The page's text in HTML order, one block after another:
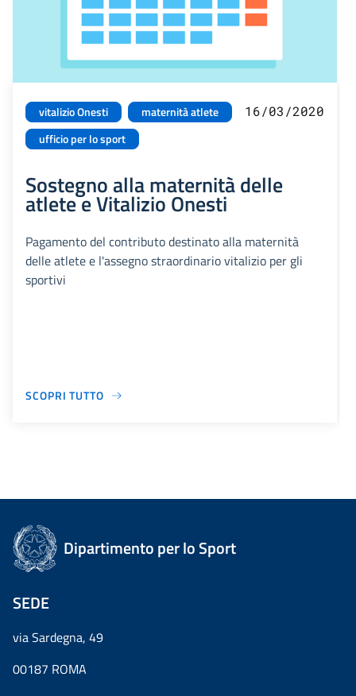
vitalizio Onesti
maternità atlete
ufficio per lo sport
16/03/2020
Sostegno alla maternità delle
atlete e Vitalizio Onesti
Pagamento del contributo destinato alla maternità
delle atlete e l'assegno straordinario vitalizio per gli
sportivi
SCOPRI TUTTO
Dipartimento per lo Sport
SEDE
via Sardegna, 49
00187 ROMA